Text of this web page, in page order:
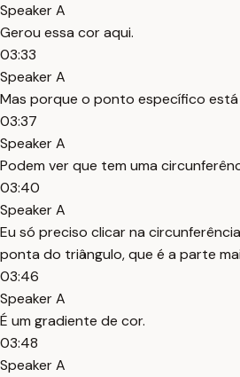
Speaker A
Gerou essa cor aqui.
03:33
Speaker A
Mas porque o ponto específico
03:37
Speaker A
Podem ver que tem uma
03:40
Speaker A
Eu só preciso clicar na
ponta do triângulo, que é a parte
03:46
Speaker A
É um gradiente de cor.
03:48
Speaker A